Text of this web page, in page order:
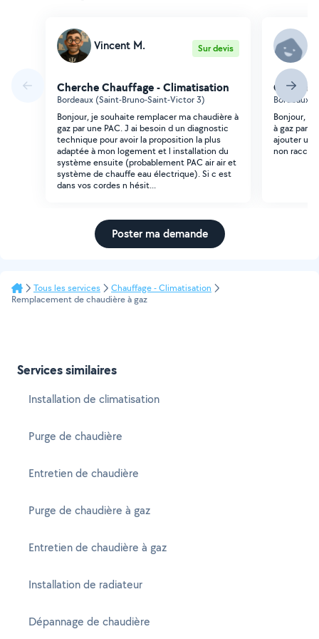
Vincent M. Sur devis
Cherche Chauffage - Climatisation
Bordeaux (Saint-Bruno-Saint-Victor 3)
Bonjour, je souhaite remplacer ma chaudière à
gaz par une PAC. J ai besoin d un diagnostic
technique pour avoir la proposition la plus
adaptée à mon logement et l installation du
système ensuite (probablement PAC air air et
système de chauffe eau électrique). Si c est
dans vos cordes n hésit...
Bordeaux
Bonjour,
à gaz par
ajouter un
non
Poster ma demande
Tous les services
Chauffage - Climatisation
Remplacement de chaudière à gaz
Services similaires
Installation de climatisation
Purge de chaudière
Entretien de chaudière
Purge de chaudière à gaz
Entretien de chaudière à gaz
Installation de radiateur
Dépannage de chaudière